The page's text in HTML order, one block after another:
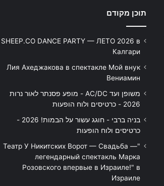
תוכן מקודם
SHEEP.CO DANCE PARTY — ЛЕТО 2026 в
Калгари
Лия Ахеджакова в спектакле Мой внук
Вениамин
משופן ועד AC/DC - מופע פסנתר לאור נרות
2026 - כרטיסים ולוח הופעות
בניה ברבי - חוגג עשור על הבמות! 2026 -
כרטיסים ולוח הופעות
"Театр У Никитских Ворот — Свадьба —
легендарный спектакль Марка
Розовского впервые в Израиле!" в
Израиле